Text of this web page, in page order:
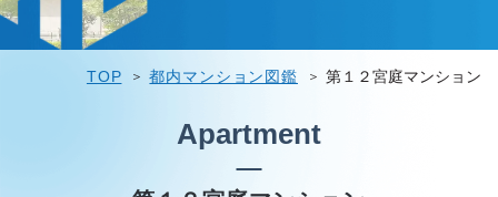
TOP 都内マンション図鑑 第１２宮庭マンション
Apartment